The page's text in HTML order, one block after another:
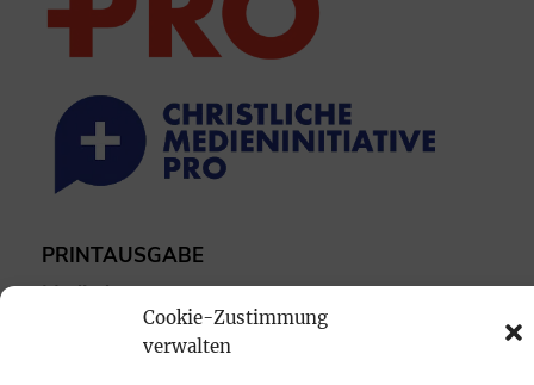
Cookie-Zustimmung
verwalten
PRINTAUSGABE
Mediadaten
PROKOMPAKT